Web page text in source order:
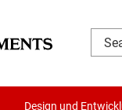
Design und